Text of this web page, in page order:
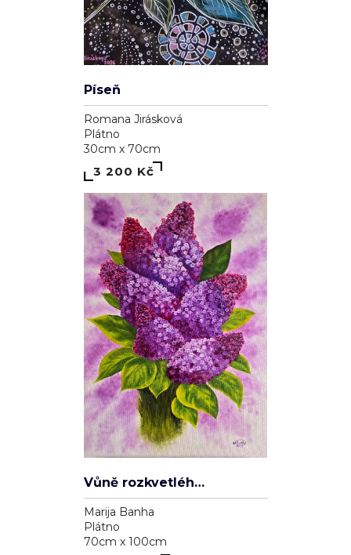
Píseň
Romana Jirásková
Plátno
30cm x 70cm
3 200 Kč
Vůně rozkvetlého šeříku
Marija Banha
Plátno
70cm x 100cm